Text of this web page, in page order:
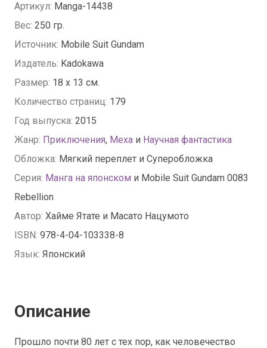
Артикул: Manga-14438
Вес: 250 гр.
Источник: Mobile Suit Gundam
Издатель: Kadokawa
Размер: 18 x 13 см.
Количество страниц: 179
Год выпуска: 2015
Жанр: Приключения, Меха и Научная фантастика
Обложка: Мягкий переплет и Суперобложка
Серия: Манга на японском и Mobile Suit Gundam 0083
Rebellion
Автор: Хайме Ятате и Масато Нацумото
ISBN: 978-4-04-103338-8
Язык: Японский
Описание
Прошло почти 80 лет с тех пор, как человечество